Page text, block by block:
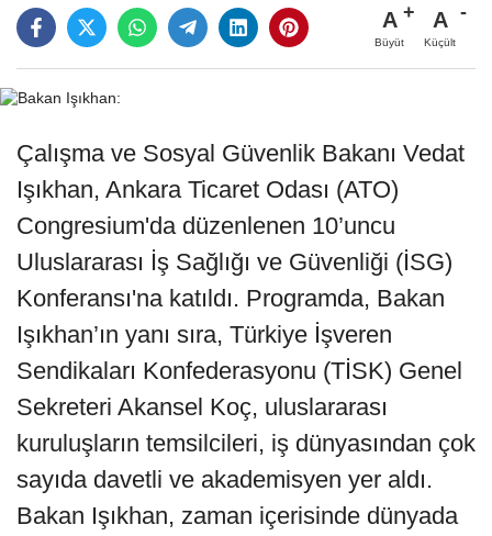
A
Büyüt
A
Küçült
Çalışma ve Sosyal Güvenlik Bakanı Vedat
Işıkhan, Ankara Ticaret Odası (ATO)
Congresium'da düzenlenen 10’uncu
Uluslararası İş Sağlığı ve Güvenliği (İSG)
Konferansı'na katıldı. Programda, Bakan
Işıkhan’ın yanı sıra, Türkiye İşveren
Sendikaları Konfederasyonu (TİSK) Genel
Sekreteri Akansel Koç, uluslararası
kuruluşların temsilcileri, iş dünyasından çok
sayıda davetli ve akademisyen yer aldı.
Bakan Işıkhan, zaman içerisinde dünyada